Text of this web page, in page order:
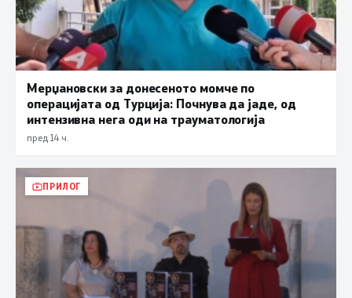
Мерџановски за донесеното момче по
операцијата од Турција: Почнува да јаде, од
интензивна нега оди на трауматологија
пред 14 ч.
ПРИЛОГ